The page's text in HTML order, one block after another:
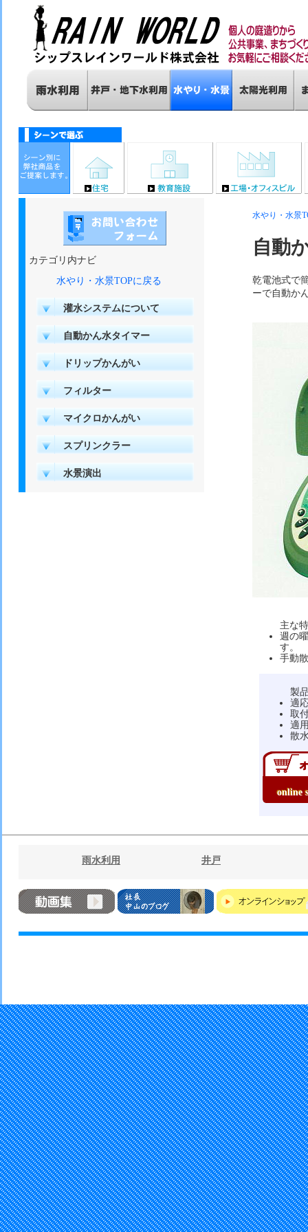
カテゴリ内ナビ
水やり・水景TOPに戻る
灌水システムについて
自動かん水タイマー
ドリップかんがい
フィルター
マイクロかんがい
スプリンクラー
水景演出
水やり・水景
自動
乾電池式で
ーで自動か
主な
週の
す。
手動
製
適
取
適
散
online
雨水利用 井戸